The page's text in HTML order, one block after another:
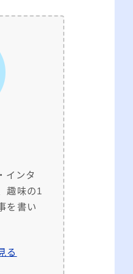
インタ
趣味の1
を書い
る